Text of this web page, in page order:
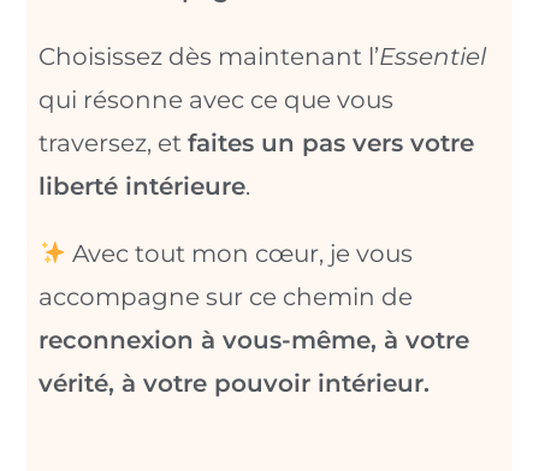
Choisissez dès maintenant l’Essentiel
qui résonne avec ce que vous
traversez, etfaites un pas vers votre
liberté intérieure.
Avec tout mon cœur, je vous
accompagne sur ce chemin de
reconnexion à vous-même, à votre
vérité, à votre pouvoir intérieur.